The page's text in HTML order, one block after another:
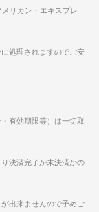
メリカン・エキスプレ
処理されますのでご安
有効期限等）は一切取
決済完了か未決済かの
出来ませんので予めご